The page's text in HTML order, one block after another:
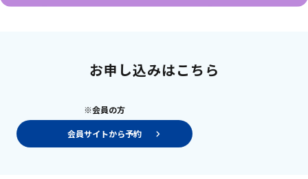
お申し込みはこちら
※会員の方
会員サイトから予約